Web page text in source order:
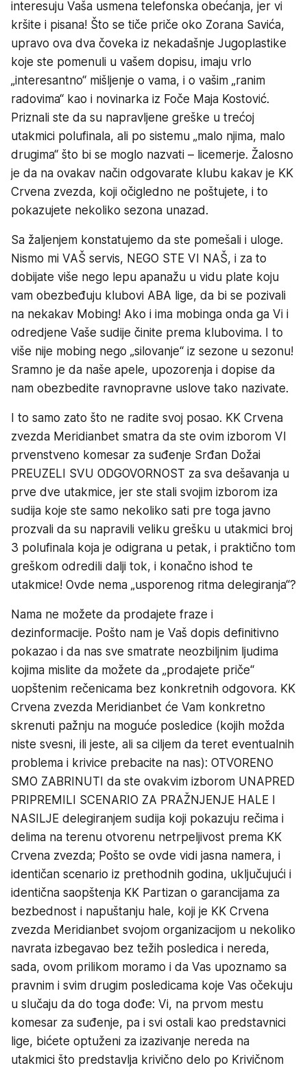
interesuju Vaša usmena telefonska obećanja, jer vi
kršite i pisana! Što se tiče priče oko Zorana Savića,
upravo ova dva čoveka iz nekadašnje Jugoplastike
koje ste pomenuli u vašem dopisu, imaju vrlo
„interesantno“ mišljenje o vama, i o vašim „ranim
radovima“ kao i novinarka iz Foče Maja Kostović.
Priznali ste da su napravljene greške u trećoj
utakmici polufinala, ali po sistemu „malo njima, malo
drugima“ što bi se moglo nazvati – licemerje. Žalosno
je da na ovakav način odgovarate klubu kakav je KK
Crvena zvezda, koji očigledno ne poštujete, i to
pokazujete nekoliko sezona unazad.
Sa žaljenjem konstatujemo da ste pomešali i uloge.
Nismo mi VAŠ servis, NEGO STE VI NAŠ, i za to
dobijate više nego lepu apanažu u vidu plate koju
vam obezbeđuju klubovi ABA lige, da bi se pozivali
na nekakav Mobing! Ako i ima mobinga onda ga Vi i
odredjene Vaše sudije činite prema klubovima. I to
više nije mobing nego „silovanje“ iz sezone u sezonu!
Sramno je da naše apele, upozorenja i dopise da
nam obezbedite ravnopravne uslove tako nazivate.
I to samo zato što ne radite svoj posao. KK Crvena
zvezda Meridianbet smatra da ste ovim izborom VI
prvenstveno komesar za suđenje Srđan Dožai
PREUZELI SVU ODGOVORNOST za sva dešavanja u
prve dve utakmice, jer ste stali svojim izborom iza
sudija koje ste samo nekoliko sati pre toga javno
prozvali da su napravili veliku grešku u utakmici broj
3 polufinala koja je odigrana u petak, i praktično tom
greškom odredili dalji tok, i konačno ishod te
utakmice! Ovde nema „usporenog ritma delegiranja“?
Nama ne možete da prodajete fraze i
dezinformacije. Pošto nam je Vaš dopis definitivno
pokazao i da nas sve smatrate neozbiljnim ljudima
kojima mislite da možete da „prodajete priče“
uopštenim rečenicama bez konkretnih odgovora. KK
Crvena zvezda Meridianbet će Vam konkretno
skrenuti pažnju na moguće posledice (kojih možda
niste svesni, ili jeste, ali sa ciljem da teret eventualnih
problema i krivice prebacite na nas): OTVORENO
SMO ZABRINUTI da ste ovakvim izborom UNAPRED
PRIPREMILI SCENARIO ZA PRAŽNJENJE HALE I
NASILJE delegiranjem sudija koji pokazuju rečima i
delima na terenu otvorenu netrpeljivost prema KK
Crvena zvezda; Pošto se ovde vidi jasna namera, i
identičan scenario iz prethodnih godina, uključujući i
identična saopštenja KK Partizan o garancijama za
bezbednost i napuštanju hale, koji je KK Crvena
zvezda Meridianbet svojom organizacijom u nekoliko
navrata izbegavao bez težih posledica i nereda,
sada, ovom prilikom moramo i da Vas upoznamo sa
pravnim i svim drugim posledicama koje Vas očekuju
u slučaju da do toga dođe: Vi, na prvom mestu
komesar za suđenje, pa i svi ostali kao predstavnici
lige, bićete optuženi za izazivanje nereda na
utakmici što predstavlja krivično delo po Krivičnom